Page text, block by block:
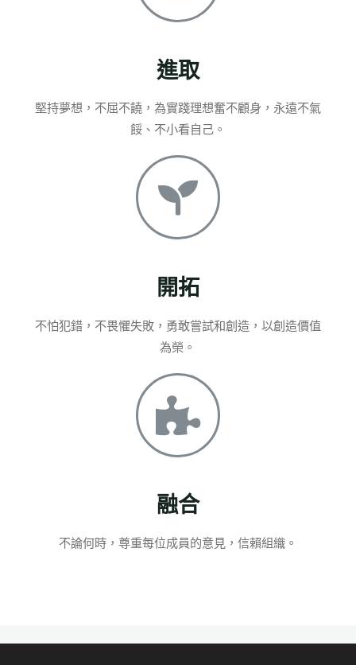
進取
堅持夢想，不屈不饒，為實踐理想奮不顧身，永遠不氣
餒、不小看自己。
開拓
不怕犯錯，不畏懼失敗，勇敢嘗試和創造，以創造價值
為榮。
融合
不論何時，尊重每位成員的意見，信賴組織。